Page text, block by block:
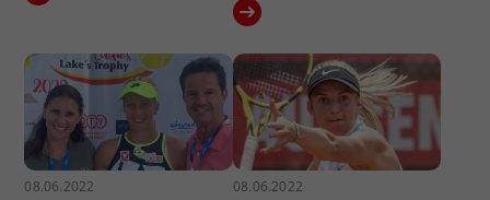
08.06.2022 08.06.2022